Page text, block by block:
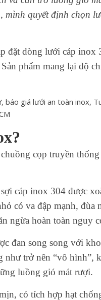
mình quyết định chọn
đặt dòng lưới cáp inox
phẩm mang lại độ
cọp truyền
cáp inox 304 được
có va đập mạnh, đùa
ngừa hoàn toàn nguy
đan song song với
như trở nên “vô hình”,
luồng gió mát rượi.
có tích hợp hạt